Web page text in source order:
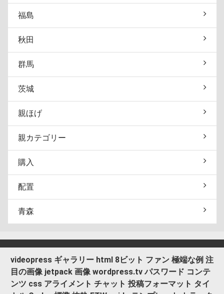
福島
秋田
群馬
茨城
親ほげ
親カテゴリー
購入
配置
青森
videopress ギャラリー html 8ビット ファン 極端な例 注
目の画像 jetpack 画像 wordpress.tv パスワード コンテ
ンツ css アライメント チャット 投稿フォーマット タイ